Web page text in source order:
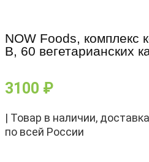
NOW Foods, комплекс
B, 60 вегетарианских
3100 ₽
| Товар в наличии,
по всей России